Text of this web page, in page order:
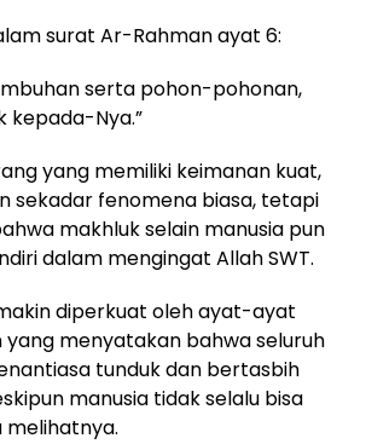
surat Ar-Rahman ayat 6:
serta pohon-pohonan,
kepada-Nya.”
yang memiliki keimanan kuat,
sekadar fenomena biasa, tetapi
makhluk selain manusia pun
dalam mengingat Allah SWT.
diperkuat oleh ayat-ayat
yang menyatakan bahwa seluruh
tunduk dan bertasbih
manusia tidak selalu bisa